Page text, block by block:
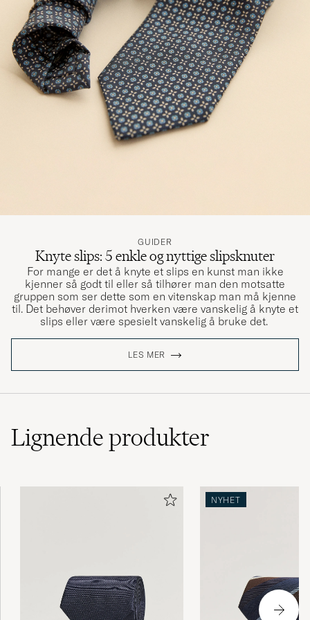
GUIDER
Knyte slips: 5 enkle og nyttige slipsknuter
For mange er det å knyte et slips en kunst man ikke
kjenner så godt til eller så tilhører man den motsatte
gruppen som ser dette som en vitenskap man må kjenne
til. Det behøver derimot hverken være vanskelig å knyte et
slips eller være spesielt vanskelig å bruke det.
LES MER
Lignendeprodukter
NYHET